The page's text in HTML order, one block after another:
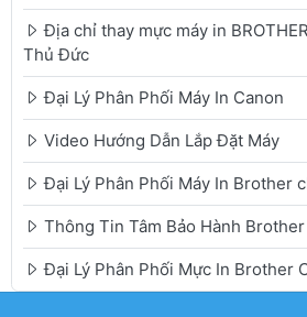
Địa chỉ thay mực máy in
Thủ Đức
Đại Lý Phân Phối Máy In Canon
Video Hướng Dẫn Lắp Đặt Máy
Đại Lý Phân Phối Máy In Brother
Thông Tin Tâm Bảo Hành
Đại Lý Phân Phối Mực In Brother